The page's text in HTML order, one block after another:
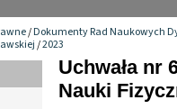
/Dokumenty Rad Naukowych
/2023
Uchwała nr
Nauki